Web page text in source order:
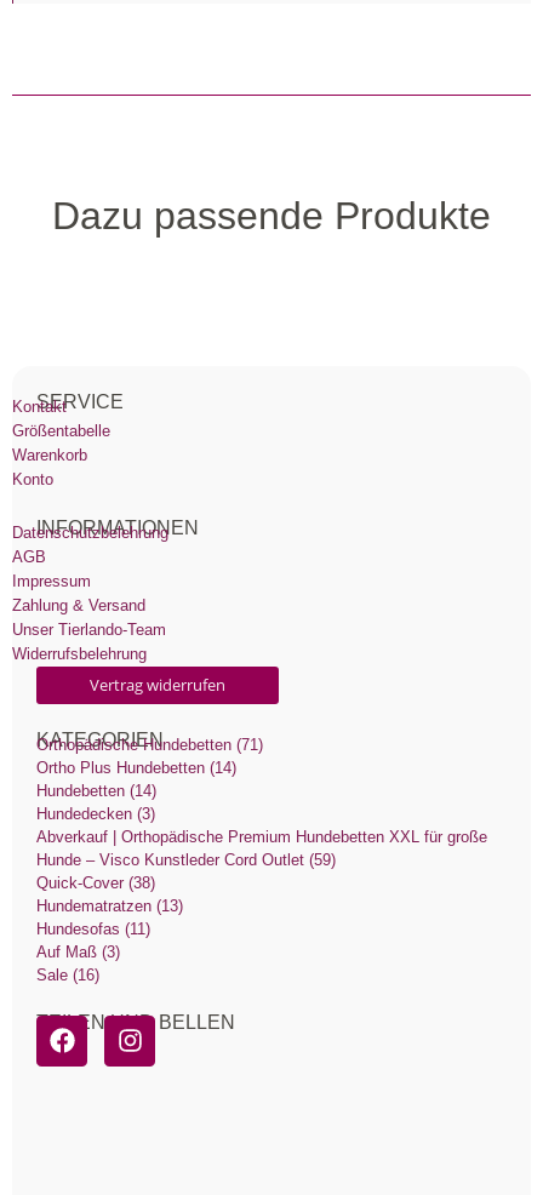
Dazu passende Produkte
SERVICE
Kontakt
Größentabelle
Warenkorb
Konto
INFORMATIONEN
Datenschutzbelehrung
AGB
Impressum
Zahlung & Versand
Unser Tierlando-Team
Widerrufsbelehrung
Vertrag widerrufen
KATEGORIEN
Orthopädische Hundebetten (71)
Ortho Plus Hundebetten (14)
Hundebetten (14)
Hundedecken (3)
Abverkauf | Orthopädische Premium Hundebetten XXL für große
Hunde – Visco Kunstleder Cord Outlet (59)
Quick-Cover (38)
Hundematratzen (13)
Hundesofas (11)
Auf Maß (3)
Sale (16)
TEILEN UND BELLEN